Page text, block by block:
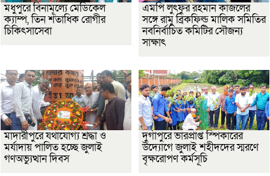
মধুপুরে বিনামূল্যে মেডিকেল
ক্যাম্প, তিন শতাধিক রোগীর
চিকিৎসাসেবা
এমপি লুৎফুর রহমান কাজলের
সঙ্গে রামু ব্রিকফিল্ড মালিক সমিতির
নবনির্বাচিত কমিটির সৌজন্য
সাক্ষাৎ
মাদারীপুরে যথাযোগ্য শ্রদ্ধা ও
মর্যাদায় পালিত হচ্ছে জুলাই
গণঅভ্যুত্থান দিবস
দুর্গাপুরে ভারপ্রাপ্ত স্পিকারের
উদ্যোগে জুলাই শহীদদের স্মরণে
বৃক্ষরোপণ কর্মসূচি